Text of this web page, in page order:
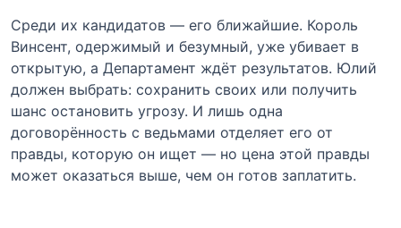
Среди их кандидатов — его ближайшие. Король
Винсент, одержимый и безумный, уже убивает в
открытую, а Департамент ждёт результатов. Юлий
должен выбрать: сохранить своих или получить
шанс остановить угрозу. И лишь одна
договорённость с ведьмами отделяет его от
правды, которую он ищет — но цена этой правды
может оказаться выше, чем он готов заплатить.